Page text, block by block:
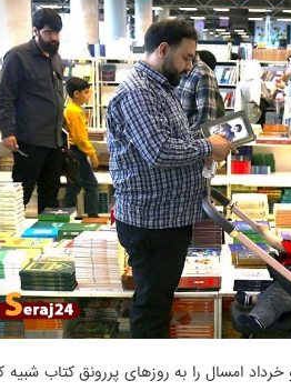
امسال را به روزهای پررونق کتاب شبیه